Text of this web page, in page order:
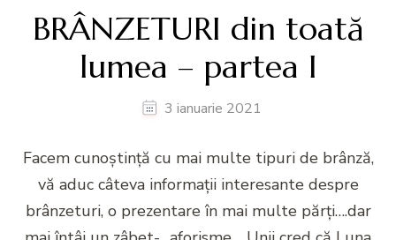
BRÂNZETURI din toată
lumea – partea I
3 ianuarie 2021
Facem cunoștință cu mai multe tipuri de brânză,
vă aduc câteva informații interesante despre
brânzeturi, o prezentare în mai multe părți….dar